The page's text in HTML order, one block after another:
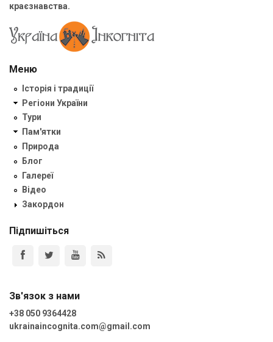
краєзнавства.
Меню
Історія і традиції
Регіони України
Тури
Пам'ятки
Природа
Блог
Галереї
Відео
Закордон
Підпишіться
Зв'язок з нами
+38 050 9364428
ukrainaincognita.com@gmail.com